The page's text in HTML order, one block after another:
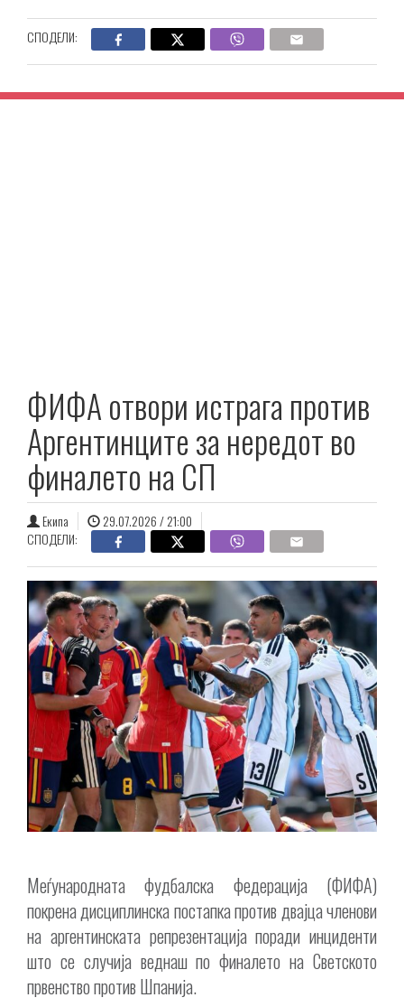
СПОДЕЛИ:
ФИФА отвори истрага против
Аргентинците за нередот во
финалето на СП
Екипа
29.07.2026 / 21:00
СПОДЕЛИ:
Меѓународната фудбалска федерација (ФИФА)
покрена дисциплинска постапка против двајца членови
на аргентинската репрезентација поради инциденти
што се случија веднаш по финалето на Светското
првенство против Шпанија.